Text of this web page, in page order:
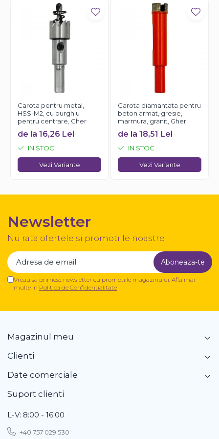
Carota pentru metal,
HSS-M2, cu burghiu
pentru centrare, Gher
de la 16,26 Lei
IN STOC
Vezi Variante
Carota diamantata pentru
beton armat, gresie,
marmura, granit, Gher
de la 18,51 Lei
IN STOC
Vezi Variante
Newsletter
Nu rata ofertele si promotiile noastre
Vreau sa primesc newsletter cu promotiile magazinului. Afla mai
multe in Politica de Confidentialitate
Magazinul meu
Clienti
Date comerciale
Suport clienti
L-V: 8:00 - 16:00
+40 757 029 530